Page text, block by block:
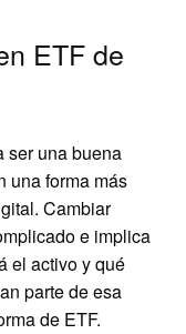
ETF de
ser una buena
una forma más
Cambiar
e implica
el activo y qué
parte de esa
de ETF.